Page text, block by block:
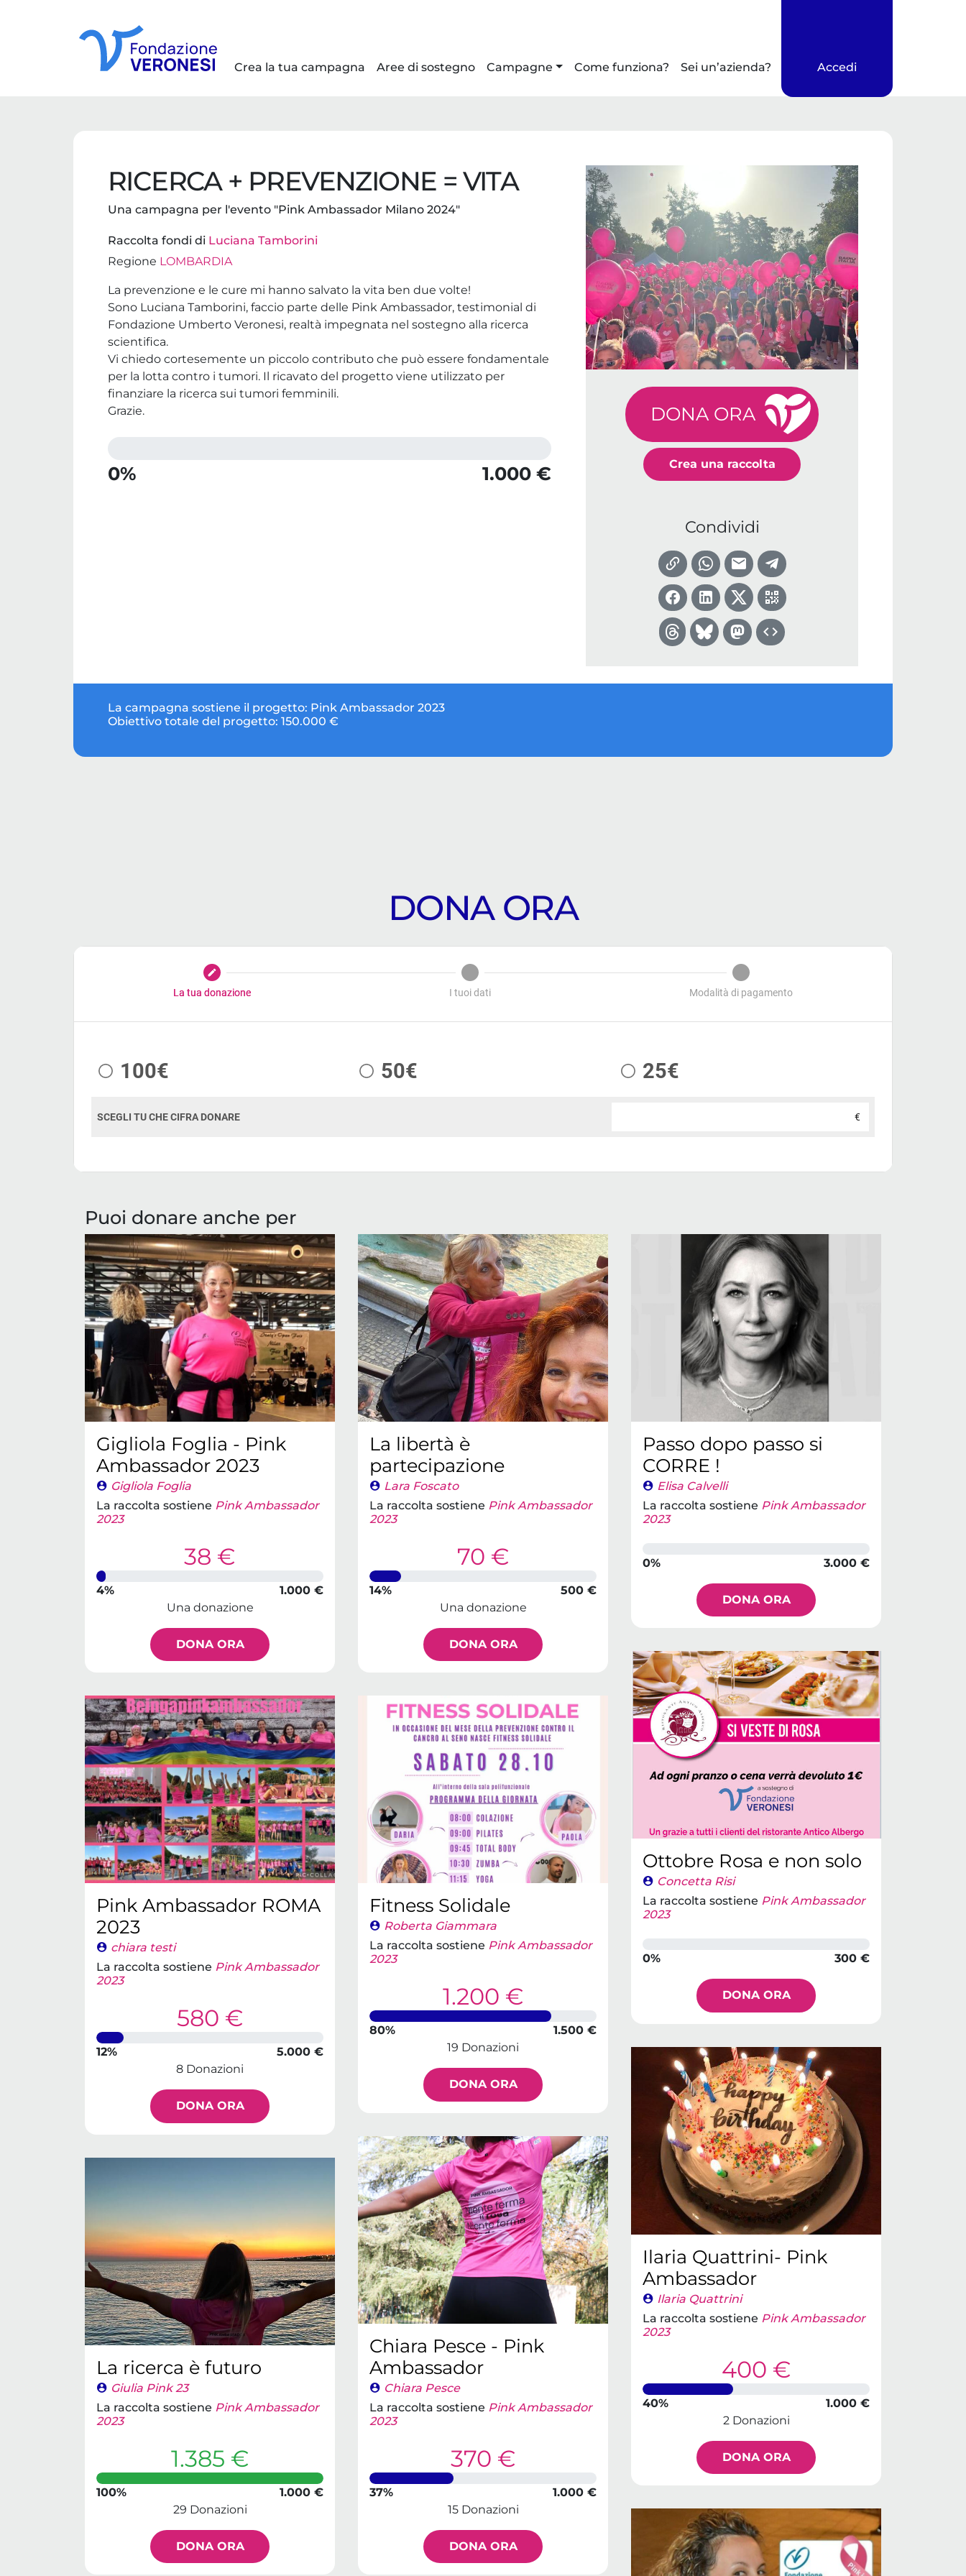
Crea la tua campagna Aree di sostegno Campagne Come funziona? Sei un’azienda? Accedi
RICERCA + PREVENZIONE = VITA
Una campagna per l'evento "Pink Ambassador Milano 2024"
Raccolta fondi di Luciana Tamborini
Regione LOMBARDIA
La prevenzione e le cure mi hanno salvato la vita ben due volte!
Sono Luciana Tamborini, faccio parte delle Pink Ambassador, testimonial di
Fondazione Umberto Veronesi, realtà impegnata nel sostegno alla ricerca
scientifica.
Vi chiedo cortesemente un piccolo contributo che può essere fondamentale
per la lotta contro i tumori. Il ricavato del progetto viene utilizzato per
finanziare la ricerca sui tumori femminili.
Grazie.
0% 1.000 €
DONA ORA
Crea una raccolta
Condividi
La campagna sostiene il progetto: Pink Ambassador 2023
Obiettivo totale del progetto: 150.000 €
DONA ORA
Puoi donare anche per
Gigliola Foglia - Pink
Ambassador 2023
Gigliola Foglia
La raccolta sostiene Pink Ambassador
2023
38 €
4%
1.000 €
Una donazione
DONA ORA
La libertà è
partecipazione
Lara Foscato
La raccolta sostiene Pink Ambassador
2023
70 €
14%
500 €
Una donazione
DONA ORA
Passo dopo passo si
CORRE !
Elisa Calvelli
La raccolta sostiene Pink Ambassador
2023
0% 3.000 €
DONA ORA
Ottobre Rosa e non solo
Concetta Risi
La raccolta sostiene Pink Ambassador
2023
0% 300 €
DONA ORA
Pink Ambassador ROMA
2023
chiara testi
La raccolta sostiene Pink Ambassador
2023
580 €
12%
5.000 €
8 Donazioni
DONA ORA
Fitness Solidale
Roberta Giammara
La raccolta sostiene Pink Ambassador
2023
1.200 €
80%
1.500 €
19 Donazioni
DONA ORA
Ilaria Quattrini- Pink
Ambassador
Ilaria Quattrini
La raccolta sostiene Pink Ambassador
2023
400 €
40%
1.000 €
2 Donazioni
DONA ORA
Chiara Pesce - Pink
Ambassador
Chiara Pesce
La raccolta sostiene Pink Ambassador
2023
370 €
37%
1.000 €
15 Donazioni
DONA ORA
La ricerca è futuro
Giulia Pink 23
La raccolta sostiene Pink Ambassador
2023
1.385 €
100%
1.000 €
29 Donazioni
DONA ORA